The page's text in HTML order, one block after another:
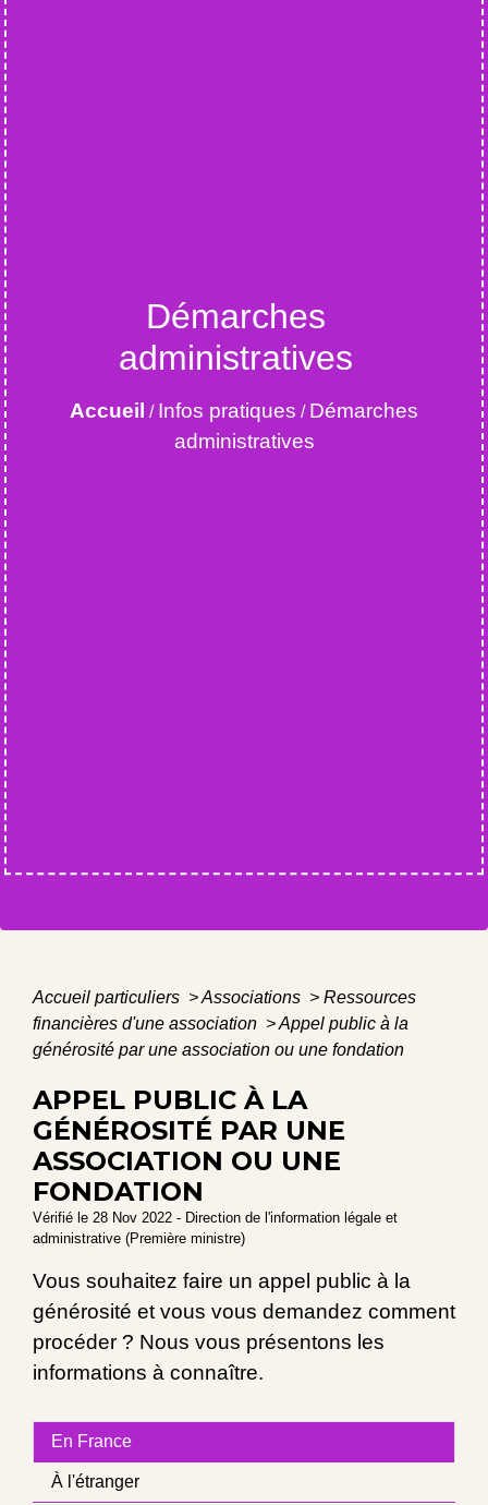
Démarches
administratives
Accueil / Infos pratiques / Démarches
administratives
Accueil particuliers >Associations > Ressources
financières d'une association >Appel public à la
générosité par une association ou une fondation
APPEL PUBLIC À LA
GÉNÉROSITÉ PAR UNE
ASSOCIATION OU UNE
FONDATION
Vérifié le 28 Nov 2022 - Direction de l'information légale et
administrative (Première ministre)
Vous souhaitez faire un appel public à la
générosité et vous vous demandez comment
procéder ? Nous vous présentons les
informations à connaître.
En France
À l'étranger